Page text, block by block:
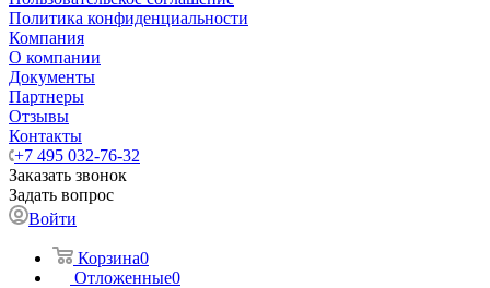
Политика конфиденциальности
Компания
О компании
Документы
Партнеры
Отзывы
Контакты
+7 495 032-76-32
Заказать звонок
Задать вопрос
Войти
Корзина0
Отложенные0